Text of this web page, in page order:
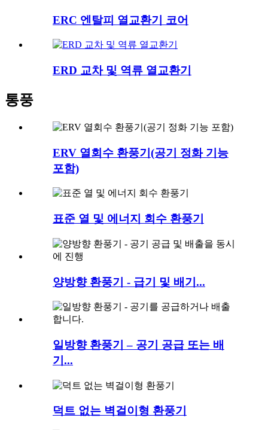
ERC 엔탈피 열교환기 코어
ERD 교차 및 역류 열교환기
통풍
ERV 열회수 환풍기(공기 정화 기능
포함)
표준 열 및 에너지 회수 환풍기
양방향 환풍기 - 급기 및 배기...
일방향 환풍기 – 공기 공급 또는 배
기...
덕트 없는 벽걸이형 환풍기